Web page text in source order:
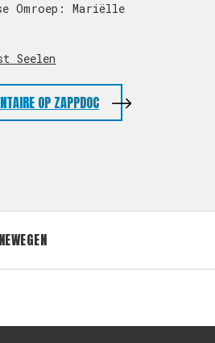
Omroep: Mariëlle
Seelen
OP ZAPPDOC